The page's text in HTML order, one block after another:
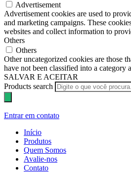
Advertisement
Advertisement cookies are used to
and marketing campaigns. These
websites and collect information to
Others
Others
Other uncategorized cookies are those
have not been classified into a category
SALVAR E ACEITAR
Products search
Entrar em contato
Início
Produtos
Quem Somos
Avalie-nos
Contato